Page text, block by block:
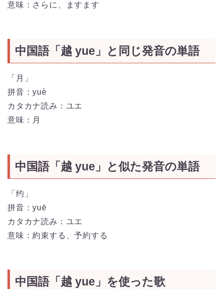
意味：さらに、ますます
中国語「越 yue」と同じ発音の単語
「月」
拼音：yuè
カタカナ読み：ユエ
意味：月
中国語「越 yue」と似た発音の単語
「约」
拼音：yuē
カタカナ読み：ユエ
意味：約束する、予約する
中国語「越 yue」を使った歌